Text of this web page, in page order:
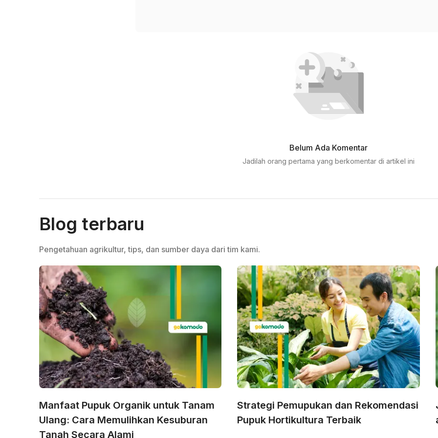
Belum Ada Komentar
Jadilah orang pertama yang berkomentar di artikel ini
Blog terbaru
Pengetahuan agrikultur, tips, dan sumber daya dari tim kami.
Manfaat Pupuk Organik untuk Tanam
Ulang: Cara Memulihkan Kesuburan
Tanah Secara Alami
Strategi Pemupukan dan Rekomendasi
Pupuk Hortikultura Terbaik